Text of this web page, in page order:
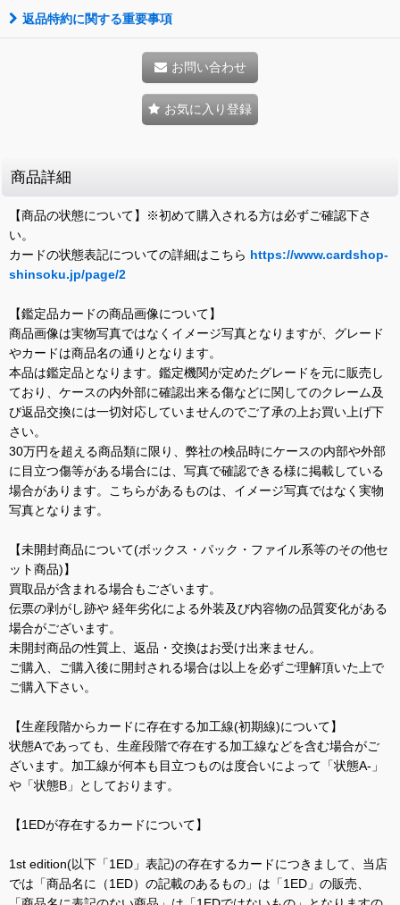
返品特約に関する重要事項
お問い合わせ
お気に入り登録
商品詳細
【商品の状態について】※初めて購入される方は必ずご確認下さ
い。
カードの状態表記についての詳細はこちら https://www.cardshop-
shinsoku.jp/page/2
【鑑定品カードの商品画像について】
商品画像は実物写真ではなくイメージ写真となりますが、グレード
やカードは商品名の通りとなります。
本品は鑑定品となります。鑑定機関が定めたグレードを元に販売し
ており、ケースの内外部に確認出来る傷などに関してのクレーム及
び返品交換には一切対応していませんのでご了承の上お買い上げ下
さい。
30万円を超える商品類に限り、弊社の検品時にケースの内部や外部
に目立つ傷等がある場合には、写真で確認できる様に掲載している
場合があります。こちらがあるものは、イメージ写真ではなく実物
写真となります。
【未開封商品について(ボックス・パック・ファイル系等のその他セ
ット商品)】
買取品が含まれる場合もございます。
伝票の剥がし跡や 経年劣化による外装及び内容物の品質変化がある
場合がございます。
未開封商品の性質上、返品・交換はお受け出来ません。
ご購入、ご購入後に開封される場合は以上を必ずご理解頂いた上で
ご購入下さい。
【生産段階からカードに存在する加工線(初期線)について】
状態Aであっても、生産段階で存在する加工線などを含む場合がご
ざいます。加工線が何本も目立つものは度合いによって「状態A-」
や「状態B」としております。
【1EDが存在するカードについて】
1st edition(以下「1ED」表記)の存在するカードにつきまして、当店
では「商品名に（1ED）の記載のあるもの」は「1ED」の販売、